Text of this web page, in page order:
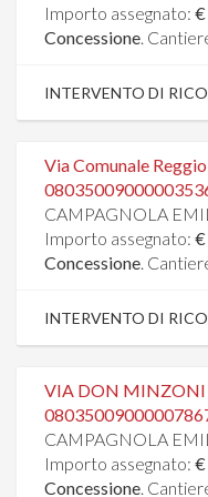
Importo assegnato: €
Concessione.
INTERVENTO DI
Via Comunale
CAMPAGNOLA
Importo assegnato: €
Concessione.
INTERVENTO DI
VIA DON MINZONI
CAMPAGNOLA
Importo assegnato: €
Concessione.